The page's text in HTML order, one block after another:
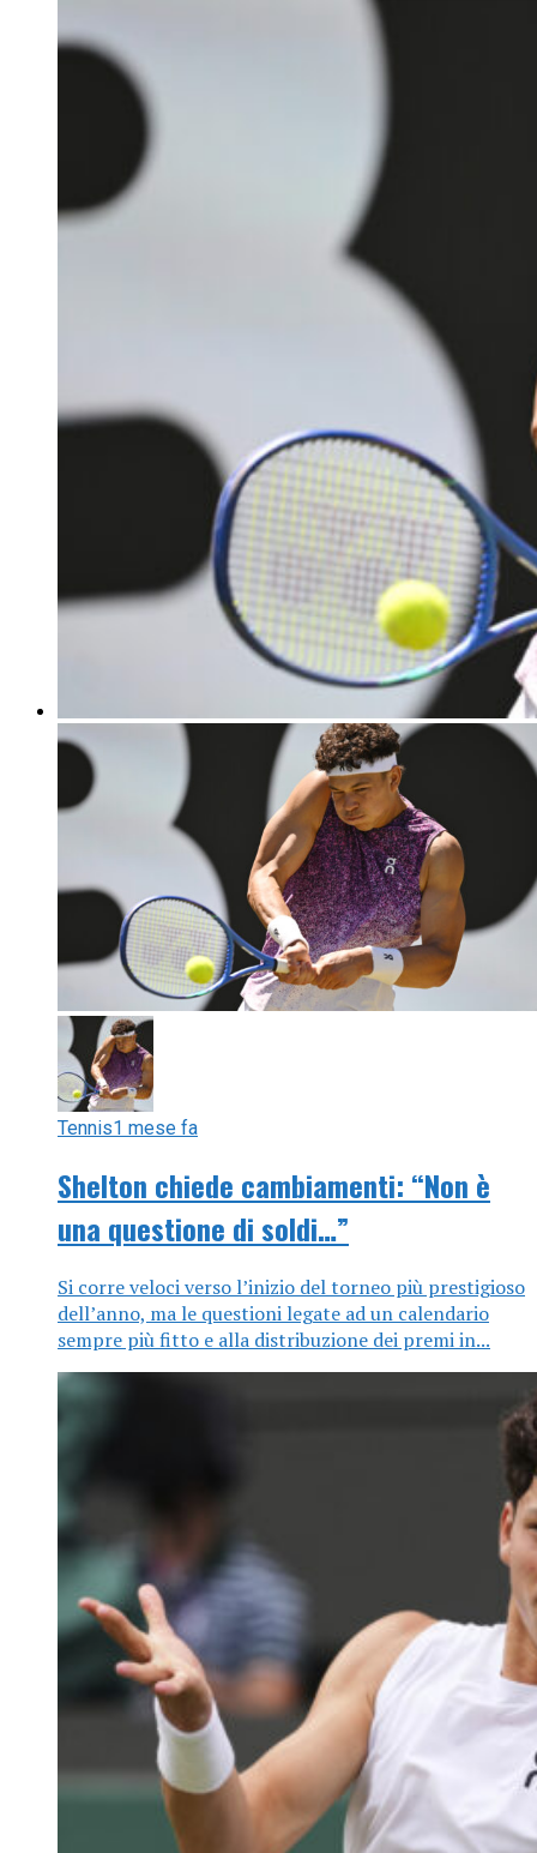
Tennis1 mese fa
Shelton chiede cambiamenti: “Non è
una questione di soldi…”
Si corre veloci verso l’inizio del torneo più prestigioso
dell’anno, ma le questioni legate ad un calendario
sempre più fitto e alla distribuzione dei premi in...